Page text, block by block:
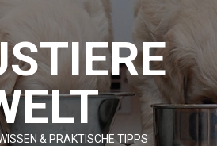
& PRAKTISCHE TIPPS